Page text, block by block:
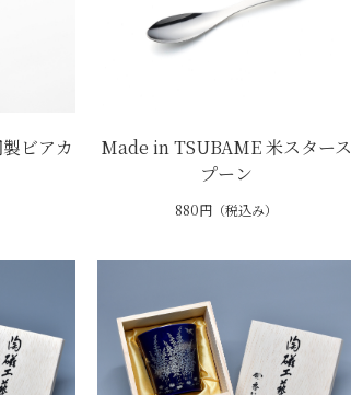
ビアカ
Made in TSUBAME 米スタース
プーン
880円（税込み）